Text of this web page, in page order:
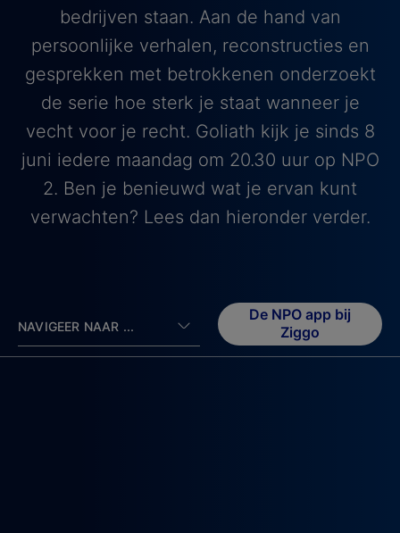
bedrijven staan. Aan de hand van
persoonlijke verhalen, reconstructies en
gesprekken met betrokkenen onderzoekt
de serie hoe sterk je staat wanneer je
vecht voor je recht. Goliath kijk je sinds 8
juni iedere maandag om 20.30 uur op NPO
2. Ben je benieuwd wat je ervan kunt
verwachten? Lees dan hieronder verder.
NAVIGEER NAAR ...
De NPO app bij
Ziggo